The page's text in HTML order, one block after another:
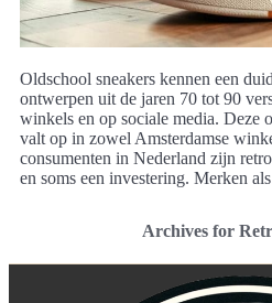
Oldschool sneakers kennen een
ontwerpen uit de jaren 70 tot 90
winkels en op sociale media. Deze
valt op in zowel Amsterdamse
consumenten in Nederland zijn
en soms een investering. Merken
Archives for